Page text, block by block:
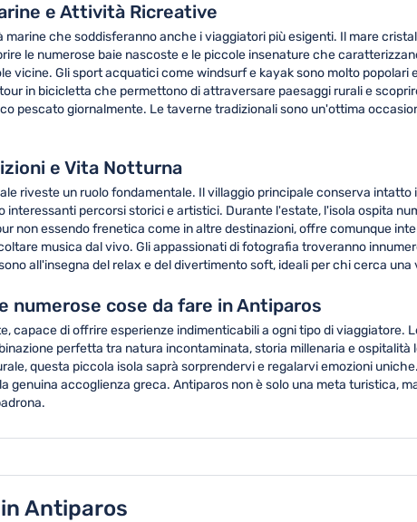
e Attività Ricreative
che soddisferanno anche i viaggiatori più esigenti. Il mare
le numerose baie nascoste e le piccole insenature che
vicine. Gli sport acquatici come windsurf e kayak sono molto
in bicicletta che permettono di attraversare paesaggi rurali e
pescato giornalmente. Le taverne tradizionali sono un'ottima
e Vita Notturna
riveste un ruolo fondamentale. Il villaggio principale conserva
percorsi storici e artistici. Durante l'estate, l'isola ospita
non essendo frenetica come in altre destinazioni, offre comunque
musica dal vivo. Gli appassionati di fotografia troveranno
all'insegna del relax e del divertimento soft, ideali per chi cerca
cose da fare in Antiparos
capace di offrire esperienze indimenticabili a ogni tipo di viaggiatore.
perfetta tra natura incontaminata, storia millenaria e ospitalità
questa piccola isola saprà sorprendervi e regalarvi emozioni
genuina accoglienza greca. Antiparos non è solo una meta turistica,
Antiparos